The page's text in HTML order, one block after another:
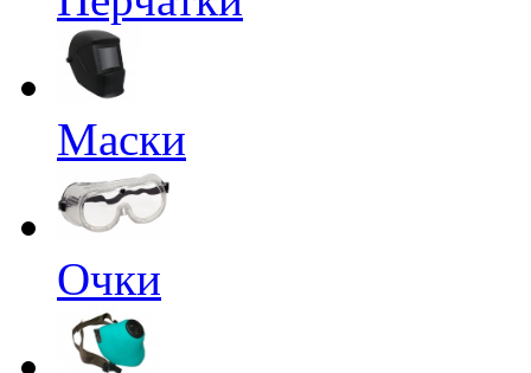
Маски
Очки